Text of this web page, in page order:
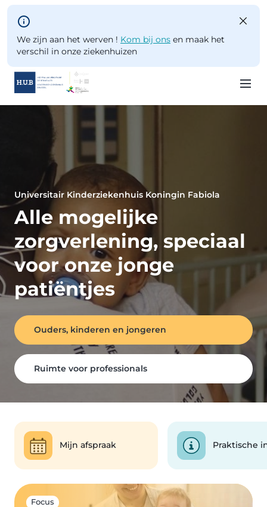
Skip to main content
We zijn aan het werven ! Kom bij ons en maak het
verschil in onze ziekenhuizen
Universitair Kinderziekenhuis Koningin Fabiola
Alle mogelijke
zorgverlening, speciaal
voor onze jonge
patiëntjes
Ouders, kinderen en jongeren
Ruimte voor professionals
Mijn afspraak Praktische
Focus